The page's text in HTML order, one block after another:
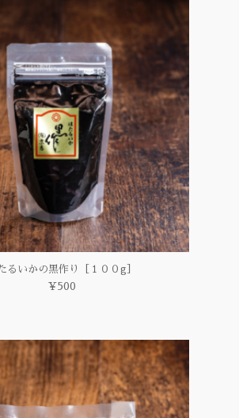
るいかの黒作り［１００g］
¥500